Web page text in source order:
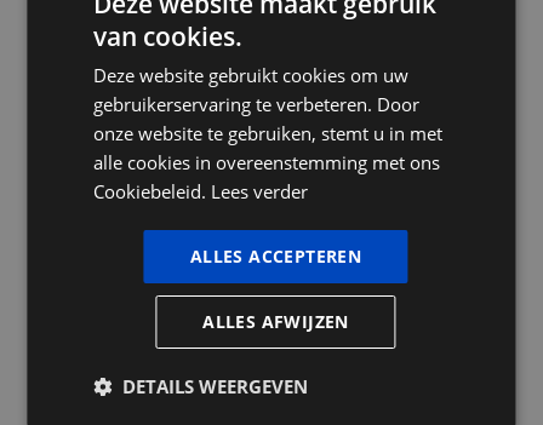
Sterker in de war for talent
Voor de klanten van EMD betekent de toetreding tot
PIA Group geen ingrijpende verandering. Al zullen ze
wel degelijk de pluspunten ervaren. “Dankzij PIA
war for talent
“Een sterke groep die achter ons en onze
medewerkers staat, maakt EMD als werkgever
aantrekkelijker voor jong én ervaren talent. We hopen
sneller de extra krachten te vinden waar we naar op
dienstverlening. Tegelijk biedt de ondersteuning door
van cookies.
Deze website gebruikt cookies om uw
gebruikerservaring te verbeteren. Door
onze website te gebruiken, stemt u in met
alle cookies in overeenstemming met ons
Cookiebeleid. Lees verder
ALLES ACCEPTEREN
ALLES AFWIJZEN
DETAILS WEERGEVEN